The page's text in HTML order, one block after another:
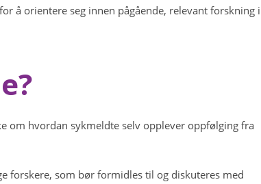
å orientere seg innen pågående, relevant forskning i
om hvordan sykmeldte selv opplever oppfølging fra
forskere, som bør formidles til og diskuteres med